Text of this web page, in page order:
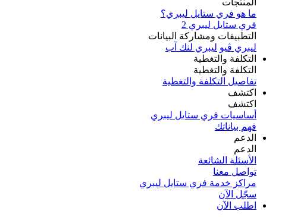
المنتجات
ما هو فري ستايل ليبري؟
فري ستايل ليبري 2
التطبيقات ومشاركة البيانات
ليبري ڤيو ليبري لنك آب
التكلفة والتغطية
التكلفة والتغطية
تفاصيل التكلفة والتغطية
اكتشف​
اكتشف​
أساسيات فري ستايل ليبري
فهم بياناتك
الدعم
الدعم
الأسئلة الشائعة
تواصل معنا
مراكز خدمة فري ستايل ليبري
سجّل الآن​
اطلب الآن